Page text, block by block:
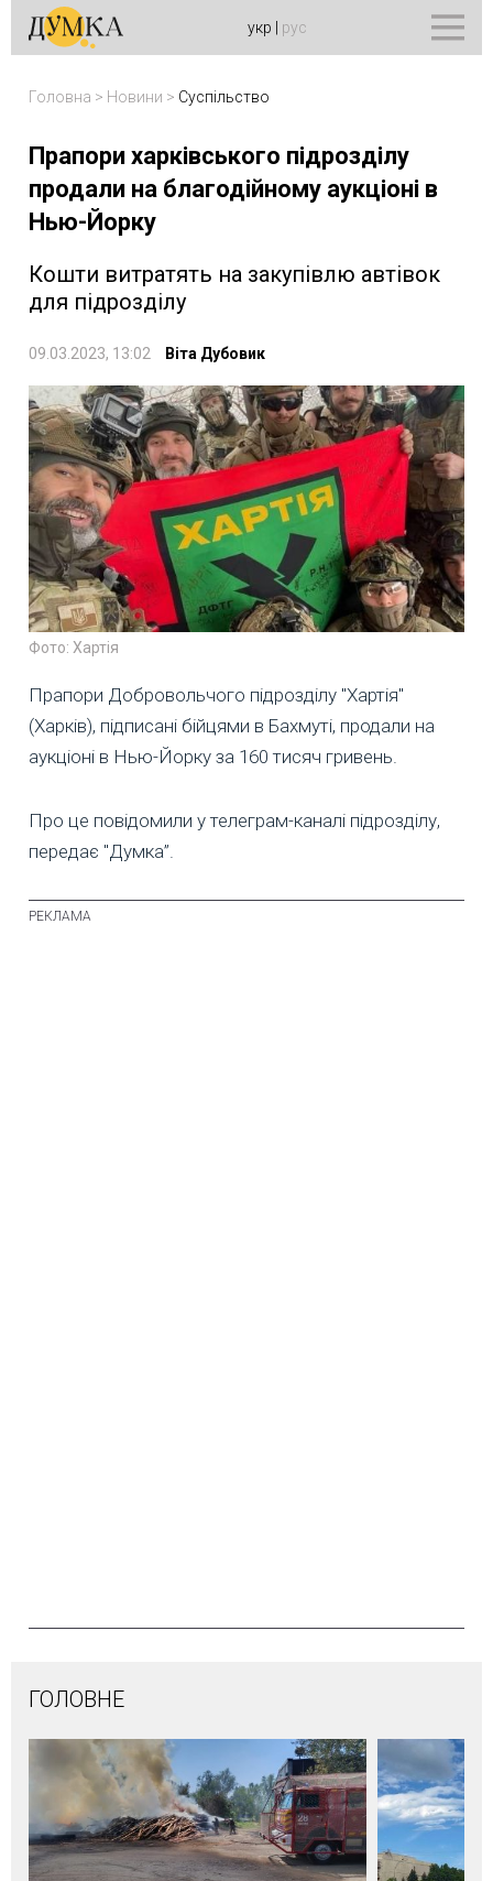
укр рус
Головна > Новини > Суспільство
Прапори харківського підрозділу
продали на благодійному аукціоні в
Нью-Йорку
Кошти витратять на закупівлю автівок
для підрозділу
09.03.2023, 13:02 Віта Дубовик
Фото: Хартія
Прапори Добровольчого підрозділу "Хартія"
(Харків), підписані бійцями в Бахмуті, продали на
аукціоні в Нью-Йорку за 160 тисяч гривень.
Про це повідомили у телеграм-каналі підрозділу,
передає "Думка”.
ГОЛОВНЕ